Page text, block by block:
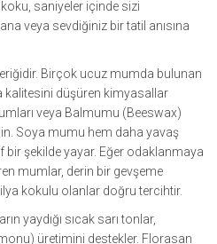
saniyeler içinde sizi
veya sevdiğiniz bir tatil anısına
Birçok ucuz mumda bulunan
kalitesini düşüren kimyasallar
veya Balmumu (Beeswax)
Soya mumu hem daha yavaş
şekilde yayar. Eğer odaklanmaya
mumlar, derin bir gevşeme
kokulu olanlar doğru tercihtir.
yaydığı sıcak sarı tonlar,
üretimini destekler. Florasan